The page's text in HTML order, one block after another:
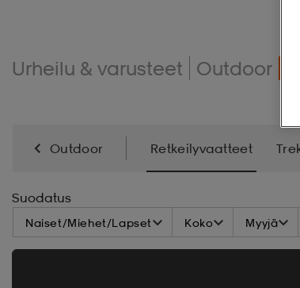
Urheilu & varusteet Outdoor
Outdoor Retkeilyvaatteet
Makuupussit & Ilmapatjat
Suodatus
Naiset/Miehet/Lapset Koko Myyjä